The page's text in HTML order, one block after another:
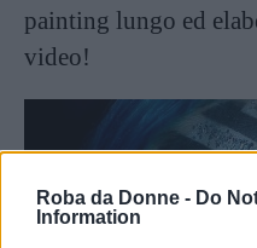
Roba da Donne - Do
Information
painting lungo ed
video!